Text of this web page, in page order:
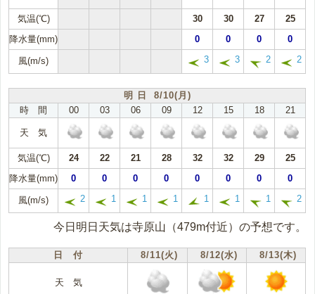
気温(℃) 30 30 27
25
降水量(mm)
0 0 0 0
風(m/s) 3 3 2 2
明 日 8/10(月)
時 間
00 03 06 09 12 15 18 21
天 気
気温(℃) 24 22 21 28 32 32 29
25
降水量(mm)
0 0 0 0 0 0 0 0
風(m/s) 2 1 1 1 1 1 1 2
今日明日天気は寺原山（479m付近）の予想です。
日 付 8/11(火) 8/12(水) 8/13(木)
天 気